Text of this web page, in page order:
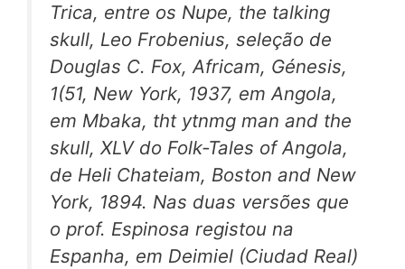
Trica, entre os Nupe, the talking
skull, Leo Frobenius, seleção de
Douglas C. Fox,Africam, Génesis,
1(51, New York, 1937, em Angola,
em Mbaka, tht ytnmg man and the
skull, XLV do Folk-Tales of Angola,
de Heli Chateiam, Boston and New
York, 1894. Nas duas versões que
o prof. Espinosa registou na
Espanha, em Deimiel (Ciudad Real)